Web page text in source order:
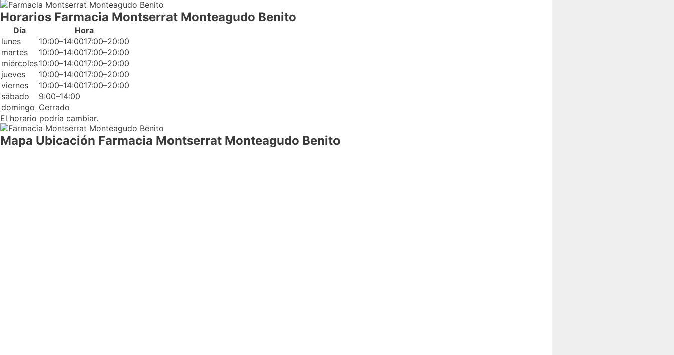
Horarios Farmacia Montserrat Monteagudo Benito
Día
Hora
lunes
10:00–14:0017:00–20:00
martes
10:00–14:0017:00–20:00
miércoles10:00–14:0017:00–20:00
jueves
10:00–14:0017:00–20:00
viernes
10:00–14:0017:00–20:00
sábado
9:00–14:00
domingo Cerrado
El horario podría cambiar.
Mapa Ubicación Farmacia Montserrat Monteagudo Benito